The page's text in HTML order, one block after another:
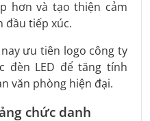
hơn và tạo thiện cảm
đầu tiếp xúc.
ưu tiên logo công ty
đèn LED để tăng tính
văn phòng hiện đại.
chức danh